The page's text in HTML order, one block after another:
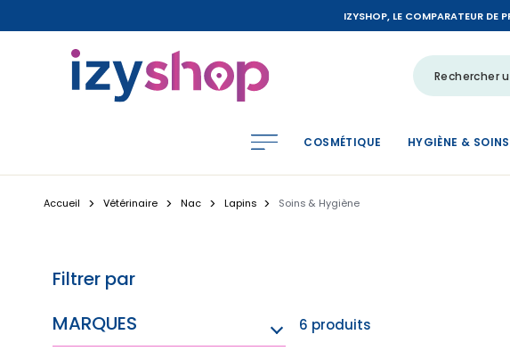
IZYSHOP, LE COMPARATEUR DE
COSMÉTIQUE HYGIÈNE & SOINS
Accueil Vétérinaire Nac Lapins Soins & Hygiène
Filtrer par
MARQUES
6 produits